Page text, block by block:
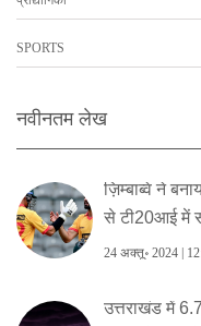
SPORTS
नवीनतम लेख
ज़िम्बाब्वे ने
से टी20आई में
24 अक्तू॰ 2024 |
उत्तराखंड में